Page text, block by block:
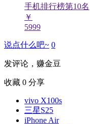
手机排行榜第10名
￥
5999
说点什么吧~ 0
发评论，赚金豆
收藏 0 分享
vivo X100s
三星S25
iPhone Air